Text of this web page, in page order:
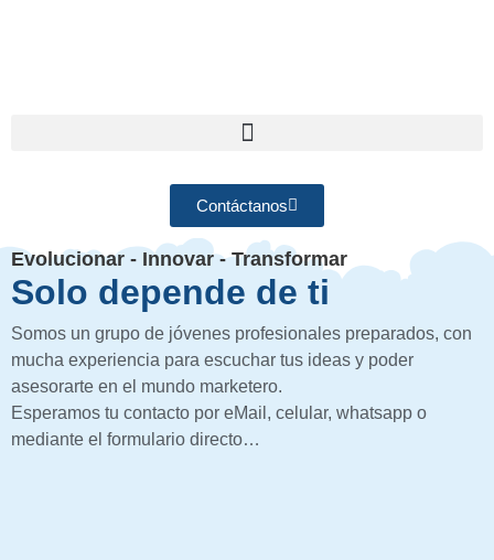
Contáctanos
Evolucionar - Innovar - Transformar
Solo depende de ti
Somos un grupo de jóvenes profesionales preparados, con
mucha experiencia para escuchar tus ideas y poder
asesorarte en el mundo marketero.
Esperamos tu contacto por eMail, celular, whatsapp o
mediante el formulario directo…